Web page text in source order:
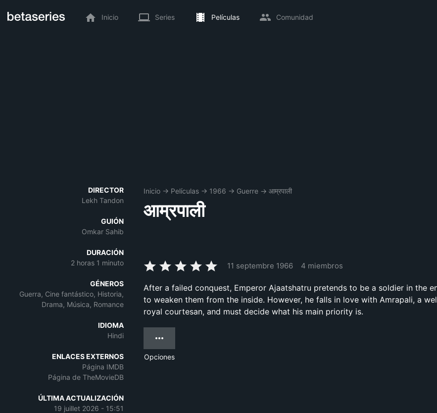
Inicio Series Películas Comunidad
DIRECTOR
Lekh Tandon
GUIÓN
Omkar Sahib
DURACIÓN
2 horas 1 minuto
GÉNEROS
Guerra, Cine fantástico, Historia,
Drama, Música, Romance
IDIOMA
Hindi
ENLACES EXTERNOS
Página IMDB
Página de TheMovieDB
ÚLTIMA ACTUALIZACIÓN
19 juillet 2026 - 15:51
Inicio → Películas → 1966 → Guerre → आम्रपाली
आम्रपाली
11 septembre 1966 4 miembros
After a failed conquest, Emperor Ajaatshatru pretends to be a soldier in the
to weaken them from the inside. However, he falls in love with Amrapali, a
royal courtesan, and must decide what his main priority is.
Opciones